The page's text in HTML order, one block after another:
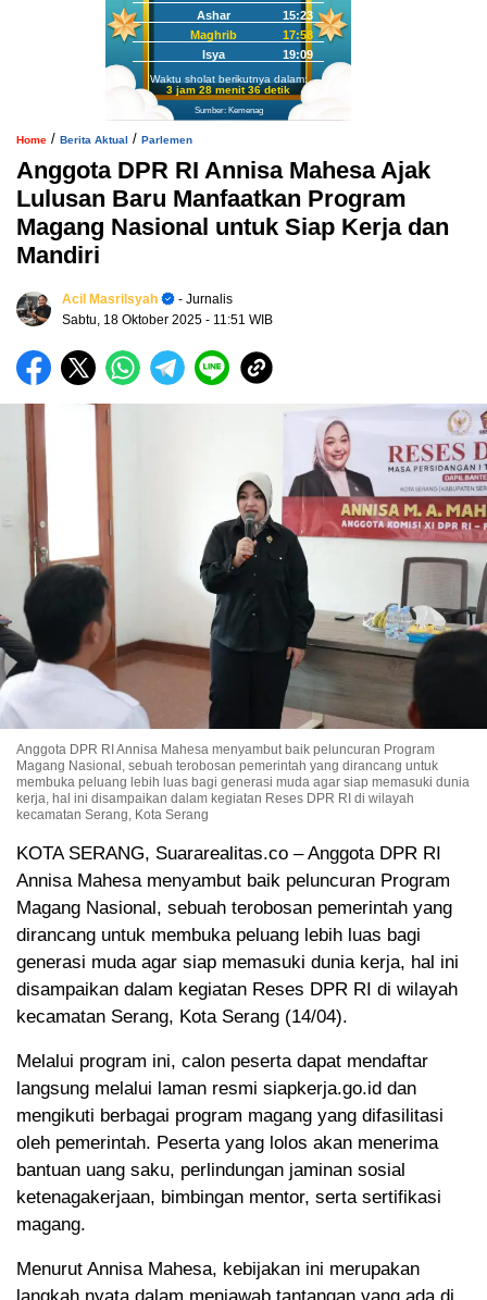
Ashar
15:23
Maghrib
17:58
Isya
19:09
Waktu sholat berikutnya dalam:
3 jam 28 menit 35 detik
Sumber: Kemenag
Home / Berita Aktual / Parlemen
Anggota DPR RI Annisa Mahesa Ajak
Lulusan Baru Manfaatkan Program
Magang Nasional untuk Siap Kerja dan
Mandiri
Acil Masrilsyah
- Jurnalis
Sabtu, 18 Oktober 2025 - 11:51 WIB
Anggota DPR RI Annisa Mahesa menyambut baik peluncuran Program
Magang Nasional, sebuah terobosan pemerintah yang dirancang untuk
membuka peluang lebih luas bagi generasi muda agar siap memasuki dunia
kerja, hal ini disampaikan dalam kegiatan Reses DPR RI di wilayah
kecamatan Serang, Kota Serang
KOTA SERANG, Suararealitas.co – Anggota DPR RI
Annisa Mahesa menyambut baik peluncuran Program
Magang Nasional, sebuah terobosan pemerintah yang
dirancang untuk membuka peluang lebih luas bagi
generasi muda agar siap memasuki dunia kerja, hal ini
disampaikan dalam kegiatan Reses DPR RI di wilayah
kecamatan Serang, Kota Serang (14/04).
Melalui program ini, calon peserta dapat mendaftar
langsung melalui laman resmi siapkerja.go.id dan
mengikuti berbagai program magang yang difasilitasi
oleh pemerintah. Peserta yang lolos akan menerima
bantuan uang saku, perlindungan jaminan sosial
ketenagakerjaan, bimbingan mentor, serta sertifikasi
magang.
Menurut Annisa Mahesa, kebijakan ini merupakan